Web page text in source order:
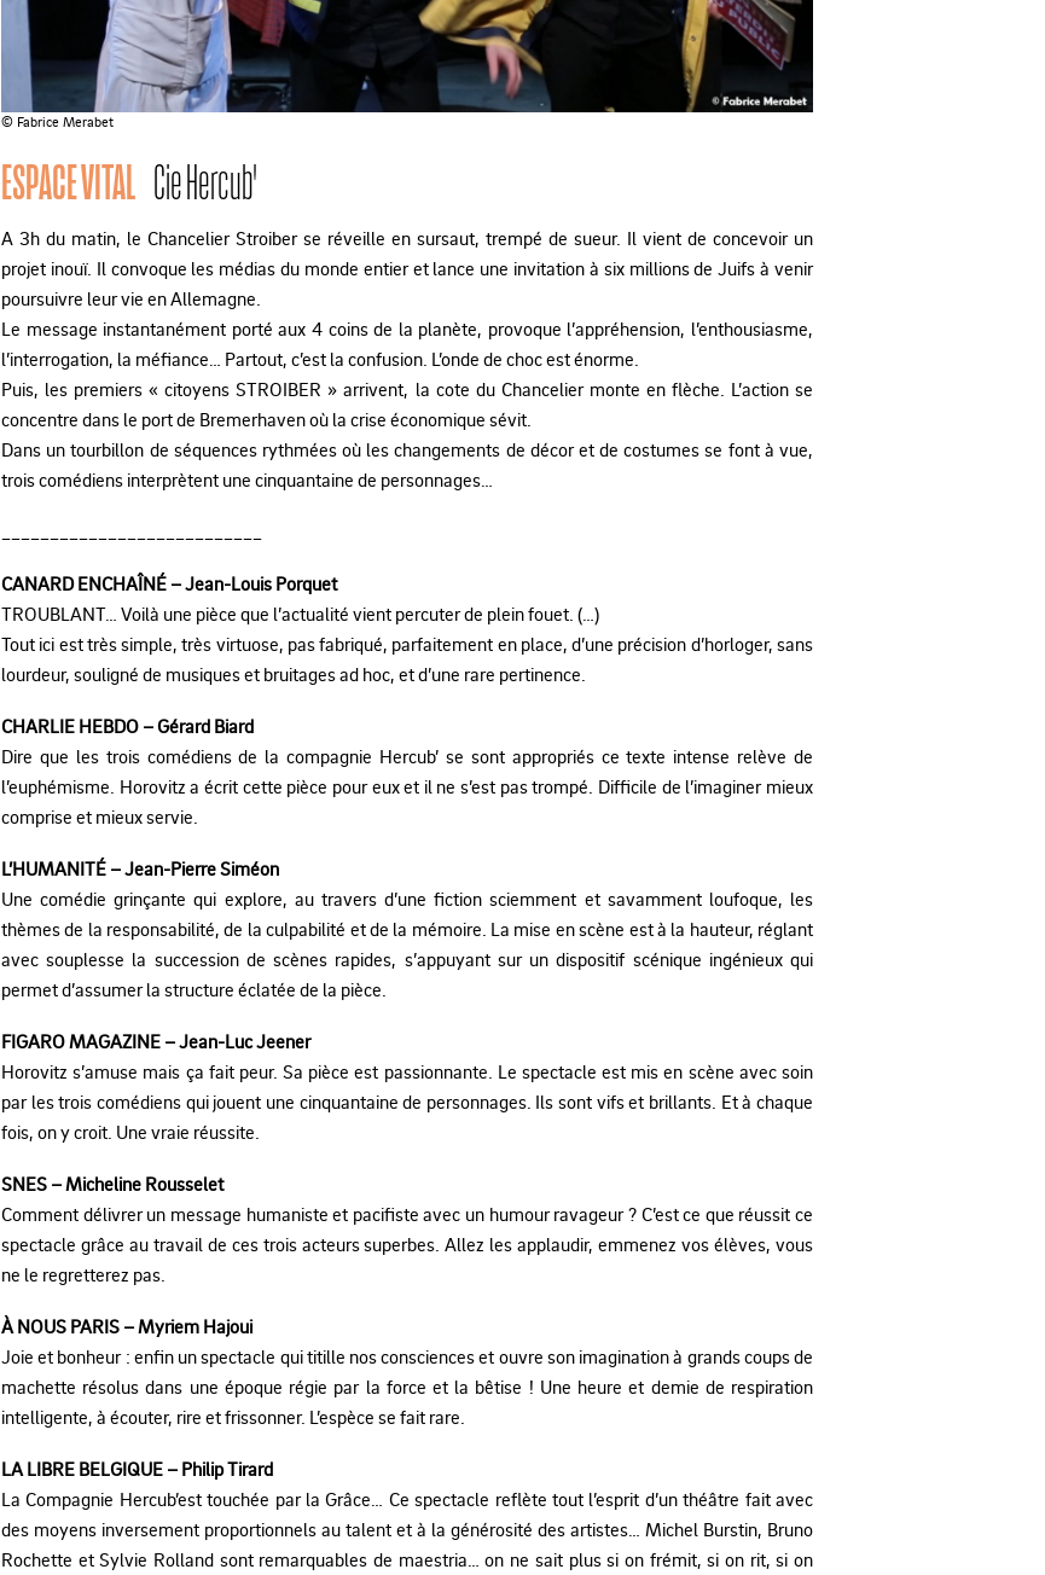
© Fabrice Merabet
ESPACE VITAL Cie Hercub'
A 3h du matin, le Chancelier Stroiber se réveille en sursaut, trempé de sueur. Il vient de concevoir un
projet inouï. Il convoque les médias du monde entier et lance une invitation à six millions de Juifs à venir
poursuivre leur vie en Allemagne.
Le message instantanément porté aux 4 coins de la planète, provoque l’appréhension, l’enthousiasme,
l’interrogation, la méfiance… Partout, c’est la confusion. L’onde de choc est énorme.
Puis, les premiers « citoyens STROIBER » arrivent, la cote du Chancelier monte en flèche. L’action se
concentre dans le port de Bremerhaven où la crise économique sévit.
Dans un tourbillon de séquences rythmées où les changements de décor et de costumes se font à vue,
trois comédiens interprètent une cinquantaine de personnages…
CANARD ENCHAÎNÉ – Jean-Louis Porquet
TROUBLANT… Voilà une pièce que l’actualité vient percuter de plein fouet. (…)
Tout ici est très simple, très virtuose, pas fabriqué, parfaitement en place, d’une précision d’horloger, sans
lourdeur, souligné de musiques et bruitages ad hoc, et d’une rare pertinence.
CHARLIE HEBDO – Gérard Biard
Dire que les trois comédiens de la compagnie Hercub’ se sont appropriés ce texte intense relève de
l’euphémisme. Horovitz a écrit cette pièce pour eux et il ne s’est pas trompé. Difficile de l’imaginer mieux
comprise et mieux servie.
L’HUMANITÉ – Jean-Pierre Siméon
Une comédie grinçante qui explore, au travers d’une fiction sciemment et savamment loufoque, les
thèmes de la responsabilité, de la culpabilité et de la mémoire. La mise en scène est à la hauteur, réglant
avec souplesse la succession de scènes rapides, s’appuyant sur un dispositif scénique ingénieux qui
permet d’assumer la structure éclatée de la pièce.
FIGARO MAGAZINE – Jean-Luc Jeener
Horovitz s’amuse mais ça fait peur. Sa pièce est passionnante. Le spectacle est mis en scène avec soin
par les trois comédiens qui jouent une cinquantaine de personnages. Ils sont vifs et brillants. Et à chaque
fois, on y croit. Une vraie réussite.
SNES – Micheline Rousselet
Comment délivrer un message humaniste et pacifiste avec un humour ravageur ? C’est ce que réussit ce
spectacle grâce au travail de ces trois acteurs superbes. Allez les applaudir, emmenez vos élèves, vous
ne le regretterez pas.
À NOUS PARIS – Myriem Hajoui
Joie et bonheur : enfin un spectacle qui titille nos consciences et ouvre son imagination à grands coups de
machette résolus dans une époque régie par la force et la bêtise ! Une heure et demie de respiration
intelligente, à écouter, rire et frissonner. L’espèce se fait rare.
LA LIBRE BELGIQUE – Philip Tirard
La Compagnie Hercub’est touchée par la Grâce… Ce spectacle reflète tout l’esprit d’un théâtre fait avec
des moyens inversement proportionnels au talent et à la générosité des artistes… Michel Burstin, Bruno
Rochette et Sylvie Rolland sont remarquables de maestria… on ne sait plus si on frémit, si on rit, si on